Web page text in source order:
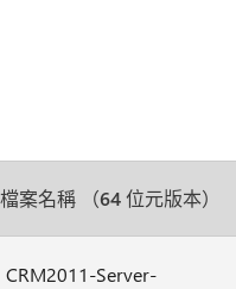
檔案名稱 （64 位元版本）
CRM2011-Server-